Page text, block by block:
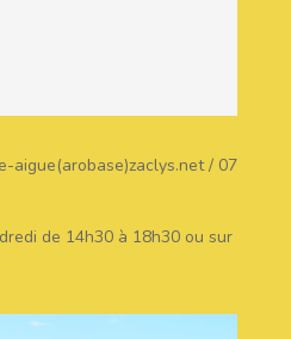
aigue(arobase)zaclys.net / 07
de 14h30 à 18h30 ou sur